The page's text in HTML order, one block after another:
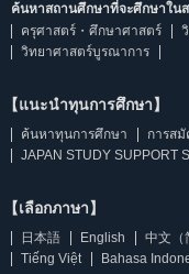
ค้นหาสถานศึกษาที่จะศึกษาใน
ครุศาสตร์・ศึกษาศาสตร์
วิทยาศาสตร์บูรณาการ
【แนะนำทุนการศึกษา】
ค้นหาทุนการศึกษา
การส
JAPAN STUDY SUPPORT
【เลือกภาษา】
日本語 English 中文（
Tiếng Việt
Bahasa